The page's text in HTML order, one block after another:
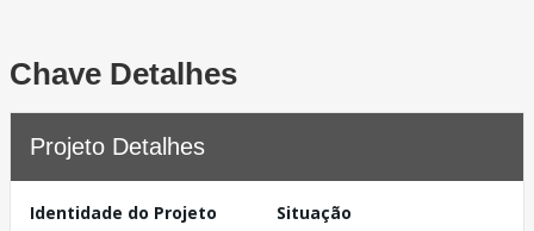
Chave Detalhes
Projeto Detalhes
Identidade do Projeto
Situação